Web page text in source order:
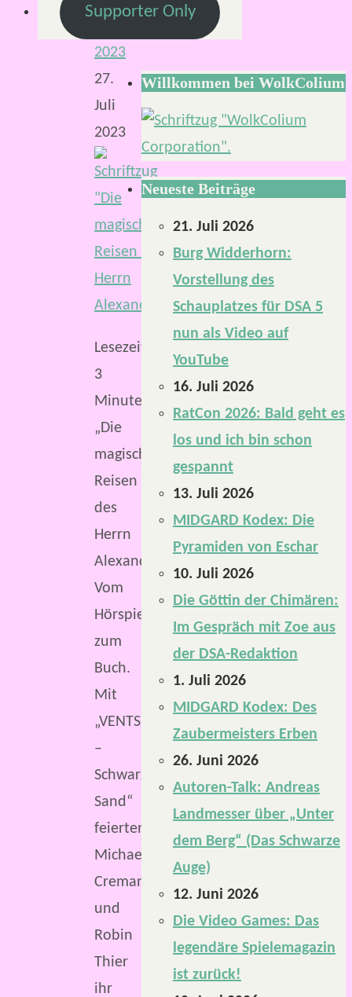
2023
27.
Juli
2023
Lesezeit:
3
Minuten
„Die
magischen
Reisen
des
Herrn
Alexander“.
Vom
Hörspiel
zum
Buch.
Mit
„VENTS
–
Schwarzer
Sand“
feierten
Michael
Cremann
und
Robin
Thier
ihr
Supporter Only
Willkommen bei WolkColium
Neueste Beiträge
21. Juli 2026
Burg Widderhorn:
Vorstellung des
Schauplatzes für DSA 5
nun als Video auf
YouTube
16. Juli 2026
RatCon 2026: Bald geht es
los und ich bin schon
gespannt
13. Juli 2026
MIDGARD Kodex: Die
Pyramiden von Eschar
10. Juli 2026
Die Göttin der Chimären:
Im Gespräch mit Zoe aus
der DSA-Redaktion
1. Juli 2026
MIDGARD Kodex: Des
Zaubermeisters Erben
26. Juni 2026
Autoren-Talk: Andreas
Landmesser über „Unter
dem Berg“ (Das Schwarze
Auge)
12. Juni 2026
Die Video Games: Das
legendäre Spielemagazin
ist zurück!